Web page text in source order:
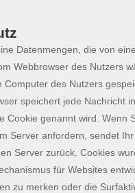
nicht gefunden
Datenmengen, die von
Webbrowser des Nutzers
Computer des Nutzers
speichert jede Nachricht
Cookie genannt wird. Wenn
Server anfordern, sendet
Server zurück. Cookies
für Websites
zu merken oder die